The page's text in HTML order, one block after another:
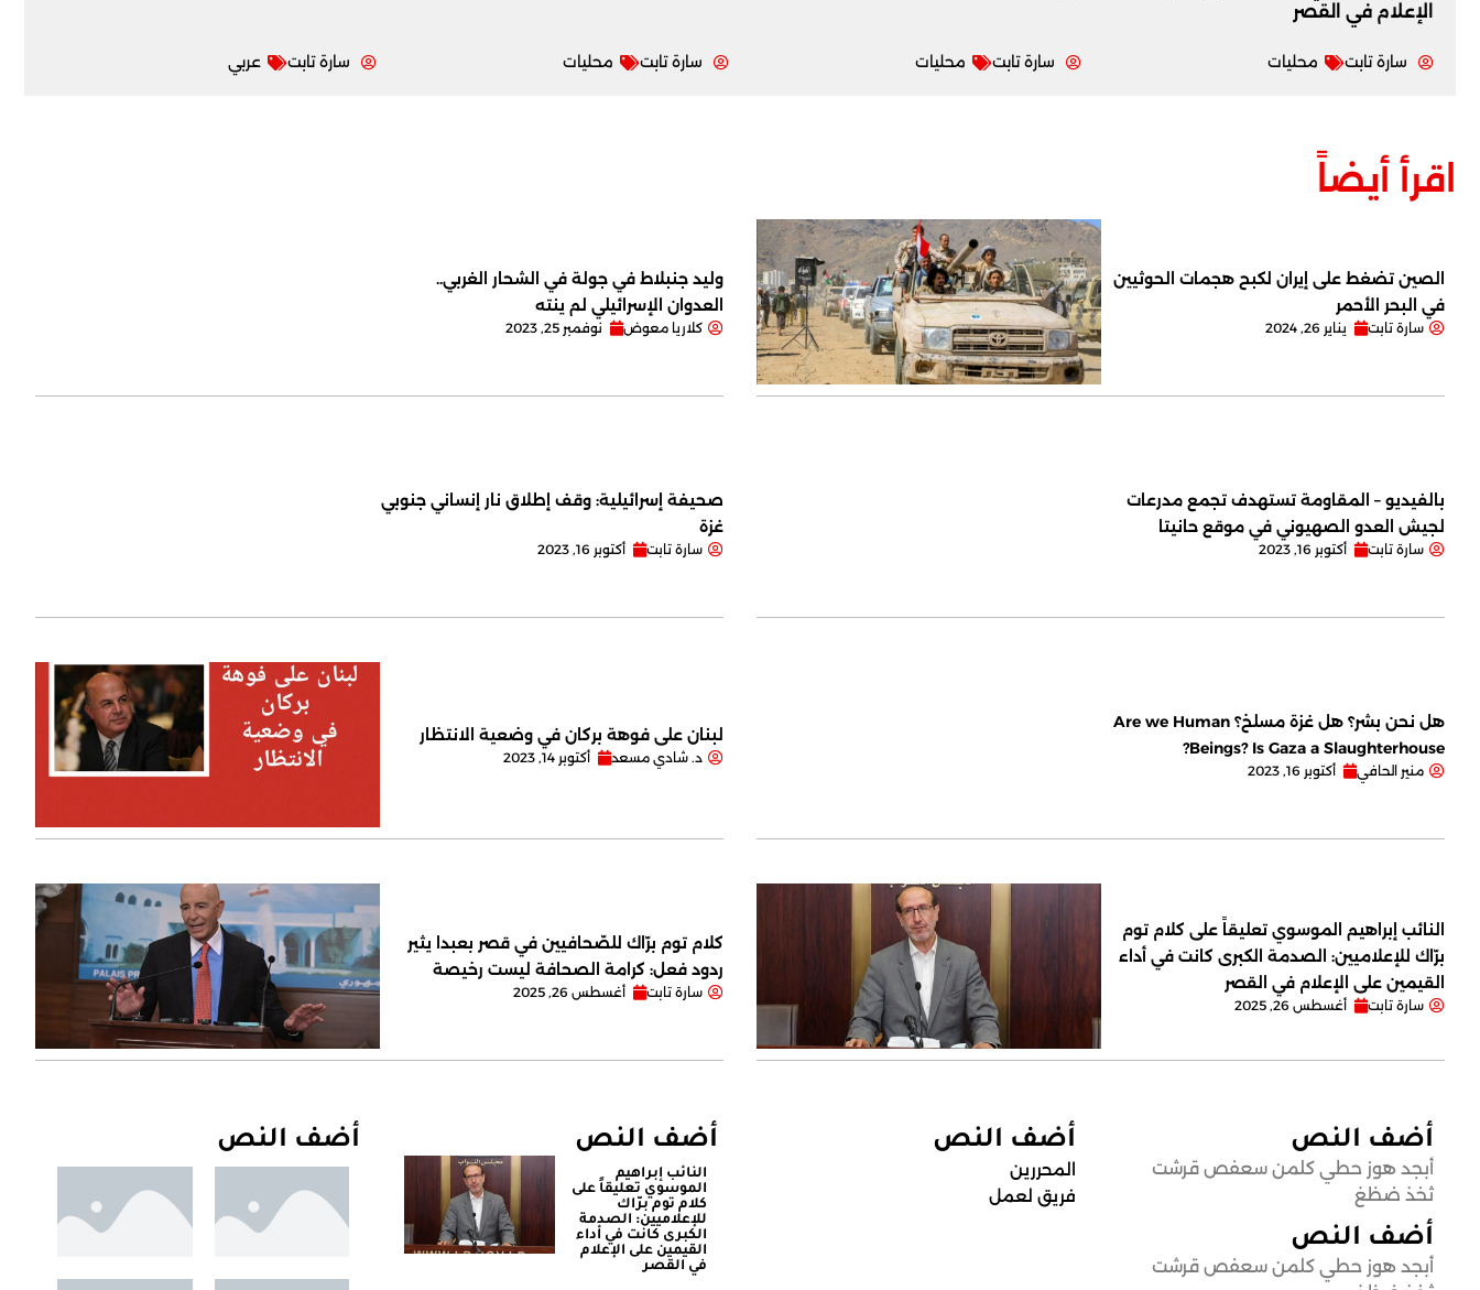
‏الإعلام في القصر
سارة تابت محليات سارة تابت محليات سارة تابت محليات سارة تابت عربي
اقرأ أيضاً
الصين تضغط على إيران لكبح هجمات الحوثيين
في البحر الأحمر
سارة تابت يناير 26, 2024
وليد جنبلاط في جولة في الشحار الغربي..
العدوان الإسرائيلي لم ينته
كلاريا معوض نوفمبر 25, 2023
بالفيديو – المقاومة تستهدف تجمع مدرعات
لجيش العدو الصهيوني في موقع حانيتا
سارة تابت أكتوبر 16, 2023
صحيفة إسرائيلية: وقف إطلاق نار إنساني جنوبي
غزة
سارة تابت أكتوبر 16, 2023
هل نحن بشر؟ هل غزة مسلخ؟ Are we Human
Beings? Is Gaza a Slaughterhouse?
منير الحافي أكتوبر 16, 2023
لبنان على فوهة بركان في وضعية الانتظار
د. شادي مسعد أكتوبر 14, 2023
النائب إبراهيم الموسوي تعليقاً على كلام توم
برّاك للإعلاميين: الصدمة الكبرى كانت في أداء
القيمين على ‏الإعلام في القصر
سارة تابت أغسطس 26, 2025
كلام توم برّاك للصّحافيين في قصر بعبدا يثير
ردود فعل: كرامة الصحافة ليست رخيصة
سارة تابت أغسطس 26, 2025
أضف النص
أبجد هوز حطي كلمن سعفص قرشت
ثخذ ضظغ
أضف النص
أبجد هوز حطي كلمن سعفص قرشت
أضف النص
المحررين
فريق لعمل
أضف النص
النائب إبراهيم
الموسوي تعليقاً على
كلام توم برّاك
للإعلاميين: الصدمة
الكبرى كانت في أداء
القيمين على ‏الإعلام
في القصر
أضف النص